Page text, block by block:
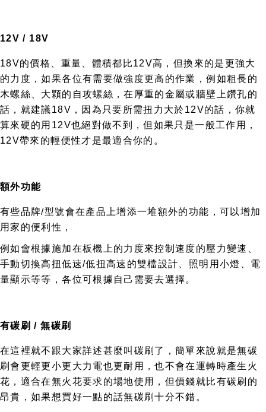
12V / 18V
18V的價格、重量、體積都比12V高，但換來的是更強大
的力度，如果各位有需要做強度更高的作業，例如粗長的
木螺絲、大顆的自攻螺絲，在厚重的金屬或牆壁上鑽孔的
話，就建議18V，因為只要所需扭力大於12V的話，你就
算來硬的用12V也絕對做不到，但如果只是一般工作用，
12V帶來的輕便性才是最適合你的。
額外功能
有些品牌/型號會在產品上增添一堆額外的功能，可以增加
用家的便利性，
例如會根據施加在板機上的力度來控制速度的壓力變速、
手動切換高扭低速/低扭高速的雙檔設計、照明用小燈、電
量顯示等等，各位可根據自己需要去選擇。
有碳刷 / 無碳刷
在這裡就不跟大家詳述甚麼叫碳刷了，簡單來說就是無碳
刷會更輕更小更大力電也更耐用，也不會在運轉時產生火
花，適合在無火花要求的場地使用，但價錢就比有碳刷的
昂貴，如果想買好一點的話無碳刷十分不錯。